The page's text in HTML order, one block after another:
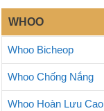
WHOO
Whoo Bicheop
Whoo Chống Nắng
Whoo Hoàn Lưu Cao